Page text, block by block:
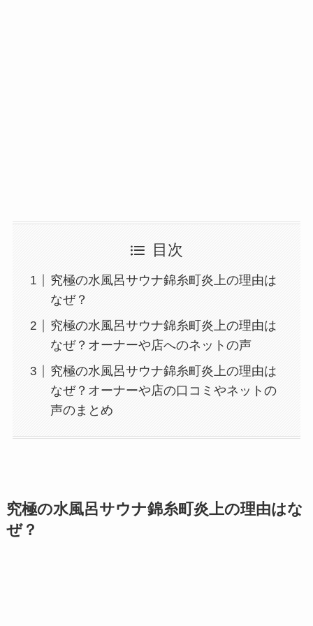
目次
究極の水風呂サウナ錦糸町炎上の理由は
なぜ？
究極の水風呂サウナ錦糸町炎上の理由は
なぜ？オーナーや店へのネットの声
究極の水風呂サウナ錦糸町炎上の理由は
なぜ？オーナーや店の口コミやネットの
声のまとめ
究極の水風呂サウナ錦糸町炎上の理由はな
ぜ？